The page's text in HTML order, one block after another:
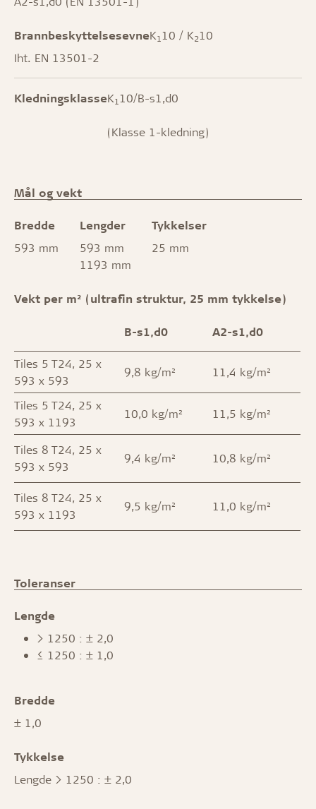
BrannbeskyttelsesevneK1 10 / K2 10
Iht. EN 13501-2
KledningsklasseK1 10/B-s1,d0
(Klasse 1-kledning)
Mål og vekt
Bredde
593 mm
Lengder
593 mm
1193 mm
Tykkelser
25 mm
Vekt per m² (ultrafin struktur, 25 mm tykkelse)
B-s1,d0 A2-s1,d0
Tiles 5 T24, 25 x
593 x 593
9,8 kg/m² 11,4 kg/m²
Tiles 5 T24, 25 x
593 x 1193
10,0 kg/m² 11,5 kg/m²
Tiles 8 T24, 25 x
593 x 593
9,4 kg/m² 10,8 kg/m²
Tiles 8 T24, 25 x
593 x 1193
9,5 kg/m² 11,0 kg/m²
Toleranser
Lengde
> 1250 : ± 2,0
≤ 1250 : ± 1,0
Bredde
± 1,0
Tykkelse
Lengde > 1250 : ± 2,0